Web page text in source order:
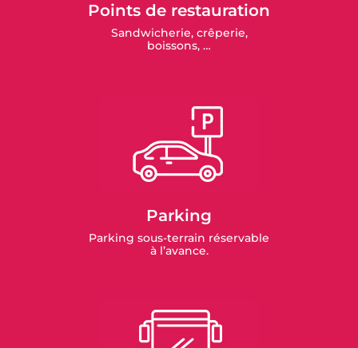
Points de restauration
Sandwicherie, crêperie,
boissons, …
Parking
Parking sous-terrain réservable
à l’avance.